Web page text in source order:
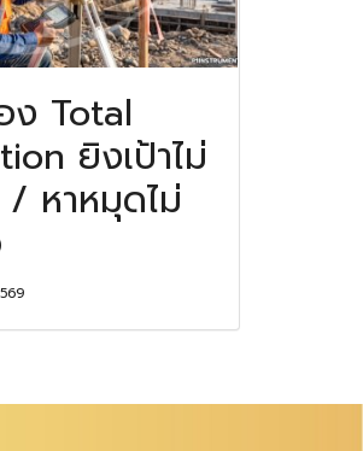
ง Total
ยิงเป้าไม่
หาหมุดไม่